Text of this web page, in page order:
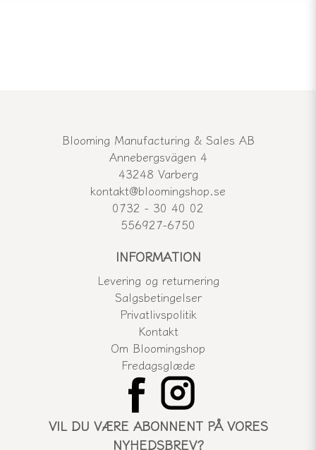
Blooming Manufacturing & Sales AB
Annebergsvägen 4
43248 Varberg
kontakt@bloomingshop.se
0732 - 30 40 02
556927-6750
INFORMATION
Levering og returnering
Salgsbetingelser
Privatlivspolitik
Kontakt
Om Bloomingshop
Fredagsglæde
VIL DU VÆRE ABONNENT PÅ VORES
NYHEDSBREV?